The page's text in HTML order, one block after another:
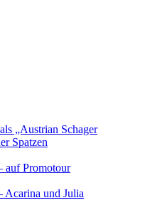
„Austrian Schager
Spatzen
auf Promotour
Acarina und Julia